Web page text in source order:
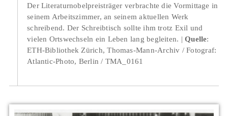
Der Literaturnobelpreisträger verbrachte die Vormittage in
seinem Arbeitszimmer, an seinem aktuellen Werk
schreibend. Der Schreibtisch sollte ihm trotz Exil und
vielen Ortswechseln ein Leben lang begleiten.
Quelle:
ETH-Bibliothek Zürich, Thomas-Mann-Archiv / Fotograf:
Atlantic-Photo, Berlin / TMA_0161